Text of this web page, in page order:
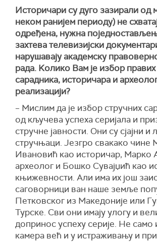
Историчари су дуго зазирали од
неком ранијем периоду) не
одређена, нужна
захтева телевизијски
нарушавају академску
рада. Kолико Вам је избор
сарадника, историчара и
реализацији?
– Мислим да је избор стручних
од кључева успеха серијала и
стручне јавности. Они су сјајни и
стручњаци. Језгро свакако чине
Ивановић као историчар, Марко
археолог и Бошко Сувајџић као
књижевности. Али има их још
саговорници ван наше земље
Петковског из Македоније или
Турске. Сви они имају улогу и
допринос успеху серије. Не само
камера већ и у истраживању и